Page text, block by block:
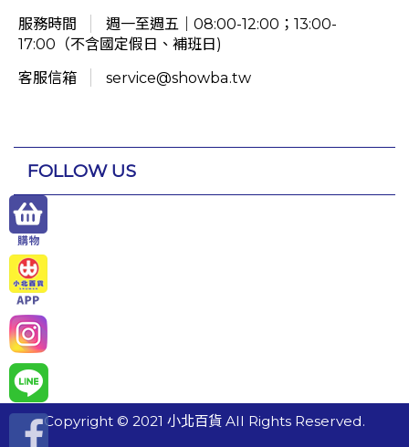
服務時間
週一至週五｜08:00-12:00；13:00-
17:00（不含國定假日、補班日)
客服信箱
service@showba.tw
FOLLOW US
Copyright © 2021 小北百貨 All Rights Reserved.